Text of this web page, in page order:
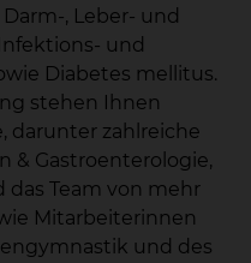
, Leber- und
und
Diabetes mellitus.
stehen Ihnen
darunter zahlreiche
& Gastroenterologie,
das Team von mehr
Mitarbeiterinnen
und des